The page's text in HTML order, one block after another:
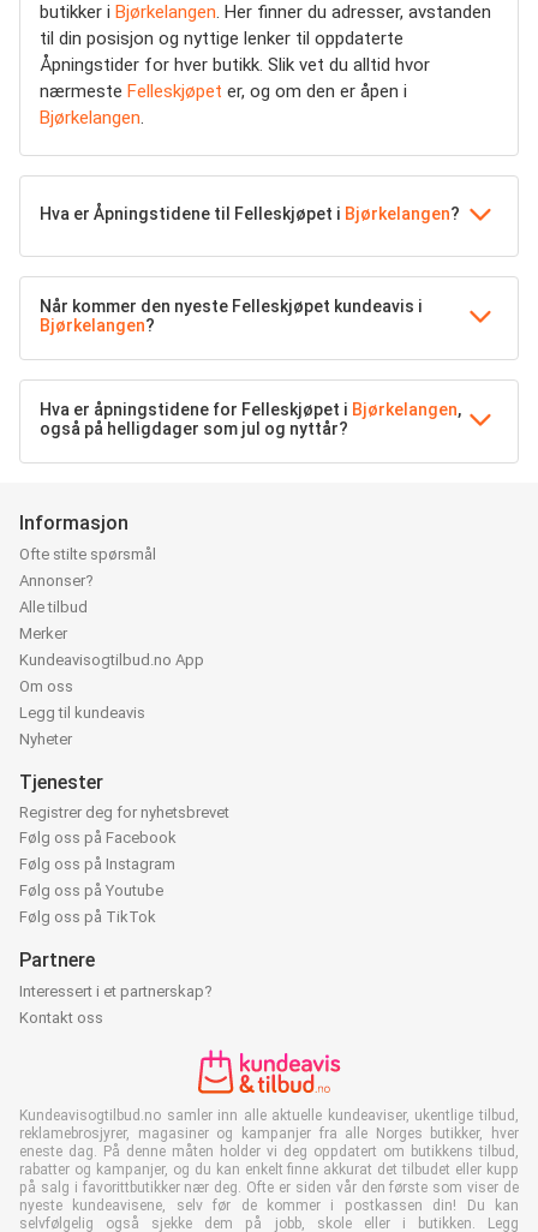
butikker i Bjørkelangen. Her finner du adresser, avstanden
til din posisjon og nyttige lenker til oppdaterte
Åpningstider for hver butikk. Slik vet du alltid hvor
nærmeste Felleskjøpet er, og om den er åpen i
Bjørkelangen.
Hva er Åpningstidene til Felleskjøpet i Bjørkelangen?
Når kommer den nyeste Felleskjøpet kundeavis i
Bjørkelangen?
Hva er åpningstidene for Felleskjøpet i Bjørkelangen,
også på helligdager som jul og nyttår?
Informasjon
Ofte stilte spørsmål
Annonser?
Alle tilbud
Merker
Kundeavisogtilbud.no App
Om oss
Legg til kundeavis
Nyheter
Tjenester
Registrer deg for nyhetsbrevet
Følg oss på Facebook
Følg oss på Instagram
Følg oss på Youtube
Følg oss på TikTok
Partnere
Interessert i et partnerskap?
Kontakt oss
Kundeavisogtilbud.no samler inn alle aktuelle kundeaviser, ukentlige tilbud,
reklamebrosjyrer, magasiner og kampanjer fra alle Norges butikker, hver
eneste dag. På denne måten holder vi deg oppdatert om butikkens tilbud,
rabatter og kampanjer, og du kan enkelt finne akkurat det tilbudet eller kupp
på salg i favorittbutikker nær deg. Ofte er siden vår den første som viser de
nyeste kundeavisene, selv før de kommer i postkassen din! Du kan
selvfølgelig også sjekke dem på jobb, skole eller i butikken. Legg